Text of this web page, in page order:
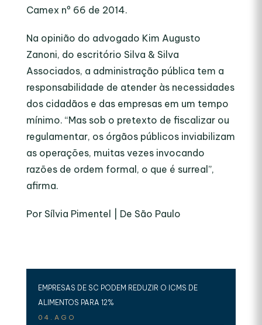
Camex nº 66 de 2014.
Na opinião do advogado Kim Augusto
Zanoni, do escritório Silva & Silva
Associados, a administração pública tem a
responsabilidade de atender às necessidades
dos cidadãos e das empresas em um tempo
mínimo. “Mas sob o pretexto de fiscalizar ou
regulamentar, os órgãos públicos inviabilizam
as operações, muitas vezes invocando
razões de ordem formal, o que é surreal”,
afirma.
Por Sílvia Pimentel | De São Paulo
EMPRESAS DE SC PODEM REDUZIR O ICMS DE
ALIMENTOS PARA 12%
04.AGO